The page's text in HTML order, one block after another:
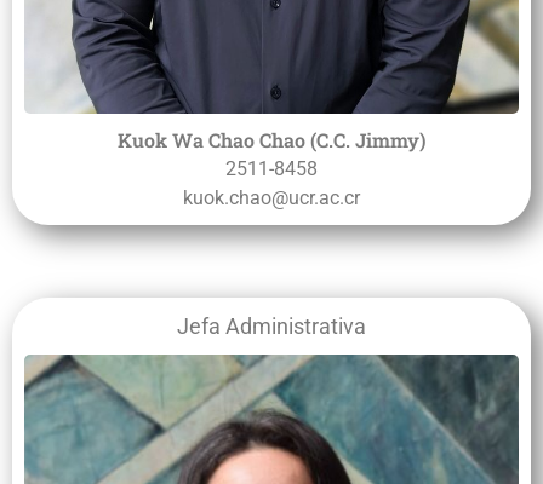
Kuok Wa Chao Chao (C.C. Jimmy)
2511-8458
kuok.chao@ucr.ac.cr
Jefa Administrativa